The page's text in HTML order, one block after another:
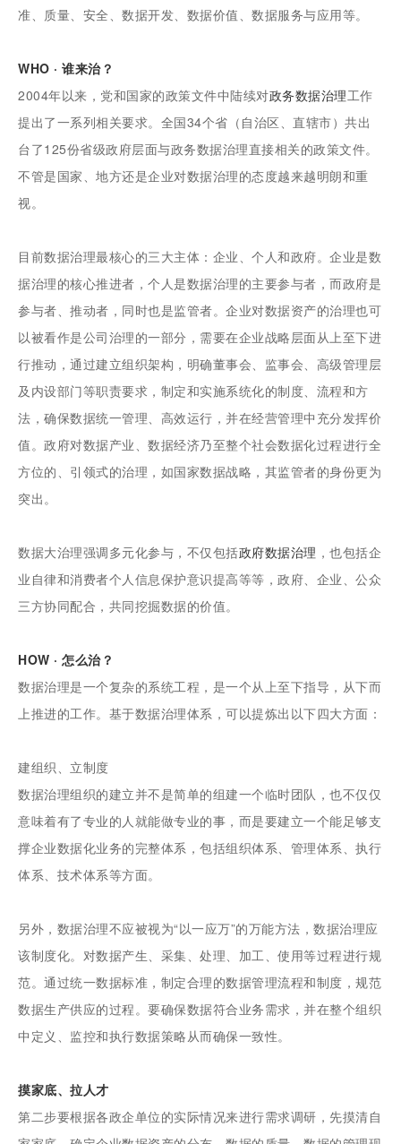
准、质量、安全、数据开发、数据价值、数据服务与应用等。
WHO · 谁来治？
2004年以来，党和国家的政策文件中陆续对政务数据治理工作
提出了一系列相关要求。全国34个省（自治区、直辖市）共出
台了125份省级政府层面与政务数据治理直接相关的政策文件。
不管是国家、地方还是企业对数据治理的态度越来越明朗和重
视。
目前数据治理最核心的三大主体：企业、个人和政府。企业是数
据治理的核心推进者，个人是数据治理的主要参与者，而政府是
参与者、推动者，同时也是监管者。企业对数据资产的治理也可
以被看作是公司治理的一部分，需要在企业战略层面从上至下进
行推动，通过建立组织架构，明确董事会、监事会、高级管理层
及内设部门等职责要求，制定和实施系统化的制度、流程和方
法，确保数据统一管理、高效运行，并在经营管理中充分发挥价
值。政府对数据产业、数据经济乃至整个社会数据化过程进行全
方位的、引领式的治理，如国家数据战略，其监管者的身份更为
突出。
数据大治理强调多元化参与，不仅包括政府数据治理 ，也包括企
业自律和消费者个人信息保护意识提高等等，政府、企业、公众
三方协同配合，共同挖掘数据的价值。
HOW · 怎么治？
数据治理是一个复杂的系统工程，是一个从上至下指导，从下而
上推进的工作。基于数据治理体系，可以提炼出以下四大方面：
建组织、立制度
数据治理组织的建立并不是简单的组建一个临时团队，也不仅仅
意味着有了专业的人就能做专业的事，而是要建立一个能足够支
撑企业数据化业务的完整体系，包括组织体系、管理体系、执行
体系、技术体系等方面。
另外，数据治理不应被视为“以一应万”的万能方法，数据治理应
该制度化。对数据产生、采集、处理、加工、使用等过程进行规
范。通过统一数据标准，制定合理的数据管理流程和制度，规范
数据生产供应的过程。要确保数据符合业务需求，并在整个组织
中定义、监控和执行数据策略从而确保一致性。
摸家底、拉人才
第二步要根据各政企单位的实际情况来进行需求调研，先摸清自